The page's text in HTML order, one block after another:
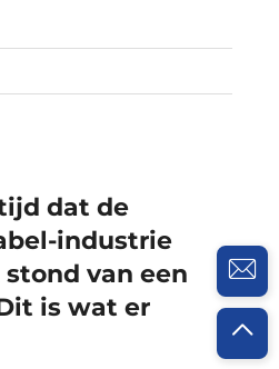
dat de
industrie
van een
is wat er